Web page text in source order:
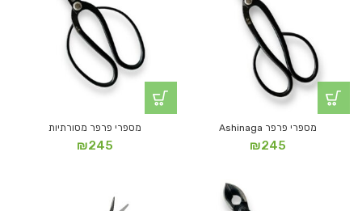
מספרי פרפר Ashinaga
₪245
מספרי פרפר מסורתיות
₪245